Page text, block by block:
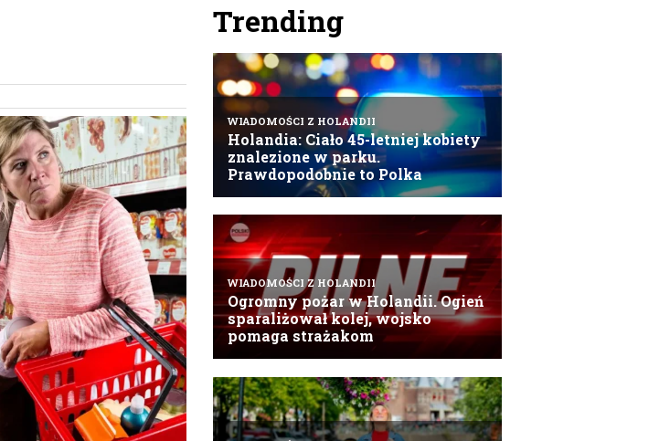
Trending